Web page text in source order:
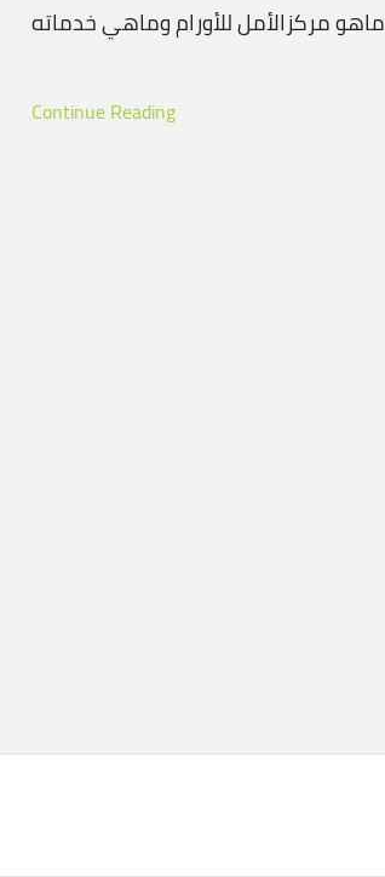
ماهو مركزالأمل للأورام وماهي خدماته
Continue Reading